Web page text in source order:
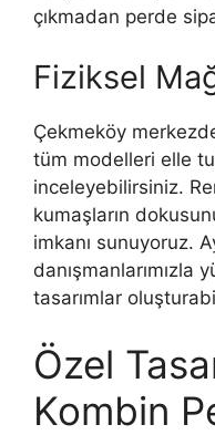
çıkmadan perde
Fiziksel
Çekmeköy
tüm modelleri elle
inceleyebilirsiniz.
kumaşların
imkanı sunuyoruz.
danışmanlarımızla
tasarımlar
Özel
Kombin